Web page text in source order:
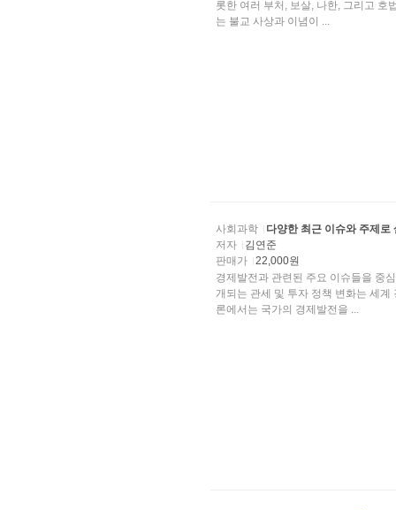
롯한 여러 부처, 보살, 나한, 그리고 호
는 불교 사상과 이념이 ...
사회과학
다양한 최근 이슈와 주제로
저자
김연준
판매가
22,000원
경제발전과 관련된 주요 이슈들을 중
개되는 관세 및 투자 정책 변화는 세
론에서는 국가의 경제발전을 ...